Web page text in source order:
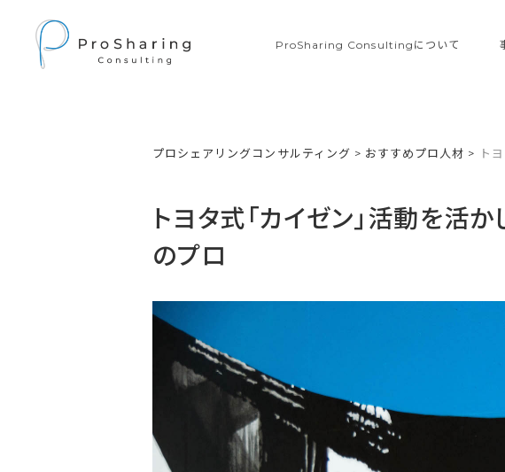
ProSharing Consultingについて
プロシェアリングコンサルティング > おすすめプロ人材 > ト
トヨタ式「カイゼン」活動を活
のプロ